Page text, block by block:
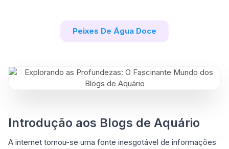
Peixes De Água Doce
Introdução aos Blogs de Aquário
A internet tornou-se uma fonte inesgotável de informações